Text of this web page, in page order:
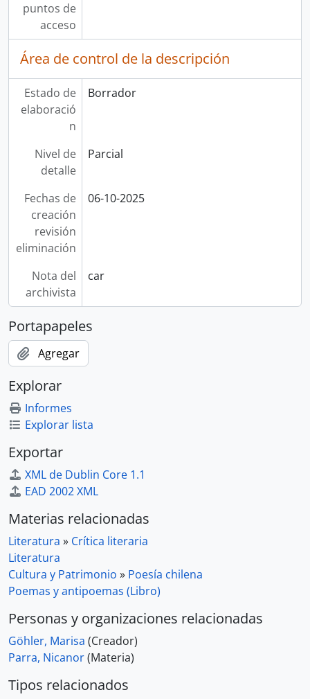
puntos de
acceso
Área de control de la descripción
Estado de
elaboració
n
Borrador
Nivel de
detalle
Parcial
Fechas de
creación
revisión
eliminación
06-10-2025
Nota del
archivista
car
Portapapeles
Agregar
Explorar
Informes
Explorar lista
Exportar
XML de Dublin Core 1.1
EAD 2002 XML
Materias relacionadas
Literatura » Crítica literaria
Literatura
Cultura y Patrimonio » Poesía chilena
Poemas y antipoemas (Libro)
Personas y organizaciones relacionadas
Göhler, Marisa (Creador)
Parra, Nicanor(Materia)
Tipos relacionados